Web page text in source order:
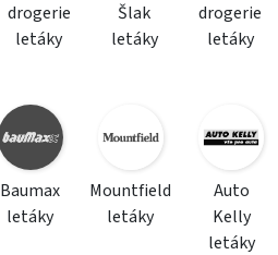
drogerie
letáky
Šlak
letáky
drogerie
letáky
Baumax
letáky
Mountfield
letáky
Auto
Kelly
letáky